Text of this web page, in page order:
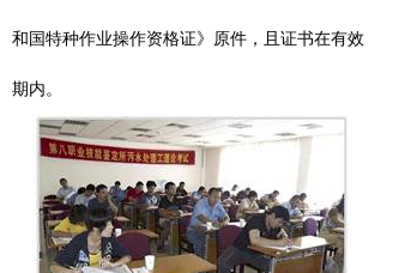
和国特种作业操作资格证》原件，且证书在有效
期内。